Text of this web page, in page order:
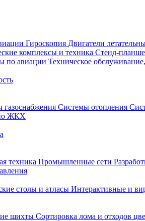
Гироскопия Двигатели
комплексы и техника Стенд-
по авиации Техническое
газоснабжения Системы отопления
ЖКХ
техника Промышленные сети
столы и атласы Интерактивные и
шихты Сортировка лома и отходов